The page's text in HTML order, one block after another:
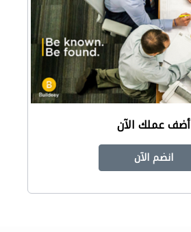
أضف عملك الآن
انضم الآن